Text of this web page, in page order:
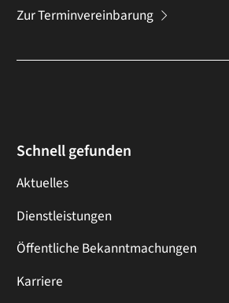
Zur Terminvereinbarung
Schnell gefunden
Aktuelles
Dienstleistungen
Öffentliche Bekanntmachungen
Karriere